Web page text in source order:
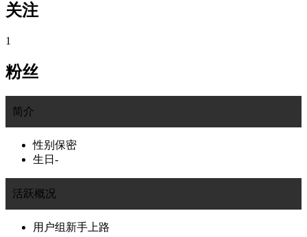
关注
1
粉丝
简介
性别 保密
生日 -
活跃概况
用户组 新手上路